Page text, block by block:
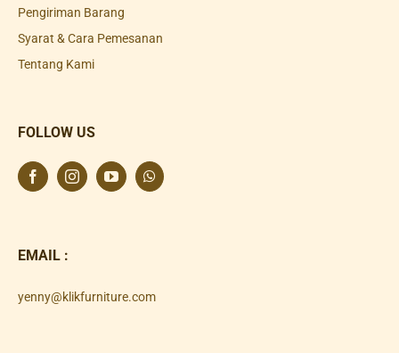
Pengiriman Barang
Syarat & Cara Pemesanan
Tentang Kami
FOLLOW US
EMAIL :
yenny@klikfurniture.com